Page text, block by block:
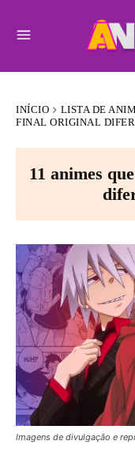
INÍCIO LISTA DE
FINAL ORIGINAL
11 animes
Imagens de divulgação e